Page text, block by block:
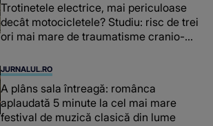
Trotinetele electrice, mai periculoase
decât motocicletele? Studiu: risc de trei
ori mai mare de traumatisme cranio-
JURNALUL.RO
A plâns sala întreagă: românca
aplaudată 5 minute la cel mai mare
festival de muzică clasică din lume